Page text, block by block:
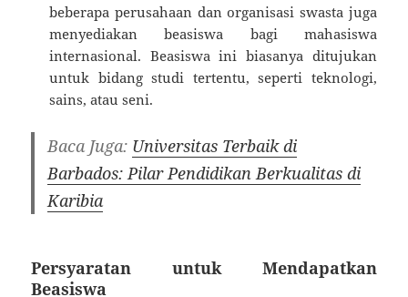
beberapa perusahaan dan organisasi swasta juga
menyediakan beasiswa bagi mahasiswa
internasional. Beasiswa ini biasanya ditujukan
untuk bidang studi tertentu, seperti teknologi,
sains, atau seni.
Baca Juga: Universitas Terbaik di
Barbados: Pilar Pendidikan Berkualitas di
Karibia
Persyaratan untuk Mendapatkan
Beasiswa